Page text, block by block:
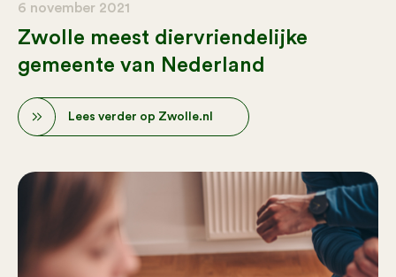
6 november 2021
Zwolle meest diervriendelijke
gemeente van Nederland
Lees verder op Zwolle.nl